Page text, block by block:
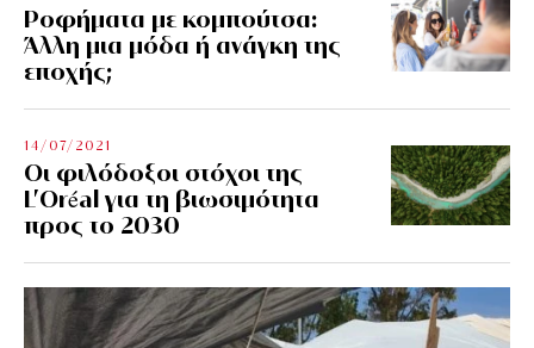
Ροφήματα με κομπούτσα:
Άλλη μια μόδα ή ανάγκη της
εποχής;
14/07/2021
Οι φιλόδοξοι στόχοι της
L’Oréal για τη βιωσιμότητα
προς το 2030